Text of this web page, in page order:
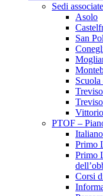
Sedi associate
Asolo
San
Scuola
PTOF –
Primo
Primo
Corsi